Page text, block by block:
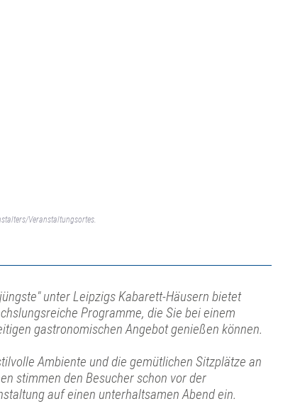
Veranstaltungsortes.
unter Leipzigs Kabarett-Häusern bietet
Programme, die Sie bei einem
gastronomischen Angebot genießen können.
Ambiente und die gemütlichen Sitzplätze an
stimmen den Besucher schon vor der
auf einen unterhaltsamen Abend ein.